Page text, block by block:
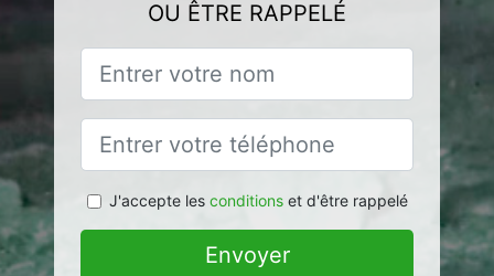
OU ÊTRE RAPPELÉ
J'accepte les conditionset d'être rappelé
Envoyer